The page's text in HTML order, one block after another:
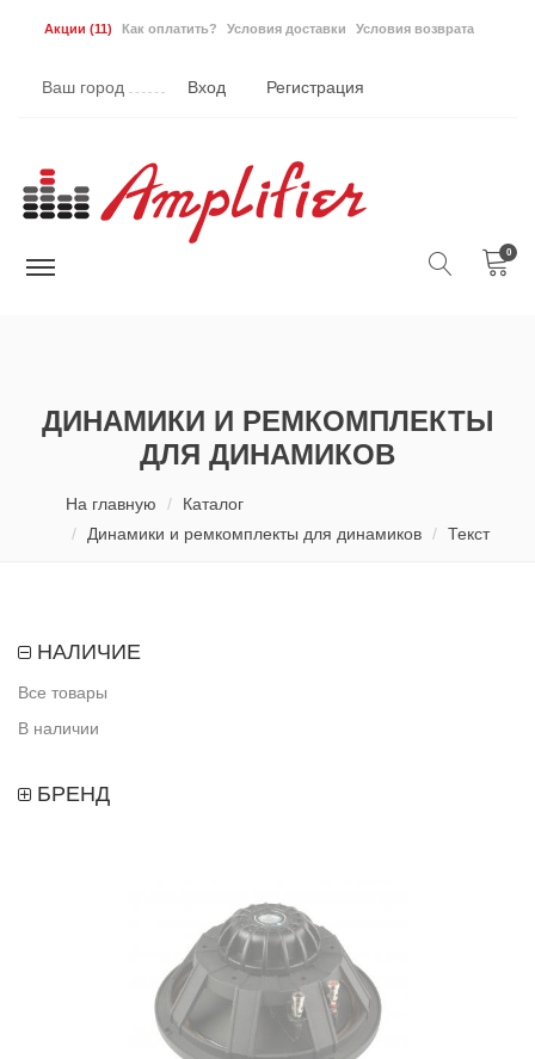
Акции (11) Как оплатить? Условия доставки Условия возврата
Ваш город Вход Регистрация
0
ДИНАМИКИ И РЕМКОМПЛЕКТЫ
ДЛЯ ДИНАМИКОВ
На главную
Каталог
Динамики и ремкомплекты для динамиков
Текст
НАЛИЧИЕ
Все товары
В наличии
БРЕНД